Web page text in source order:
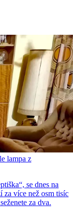
lampa z
se dnes na
za více než osm tisíc
za dva.